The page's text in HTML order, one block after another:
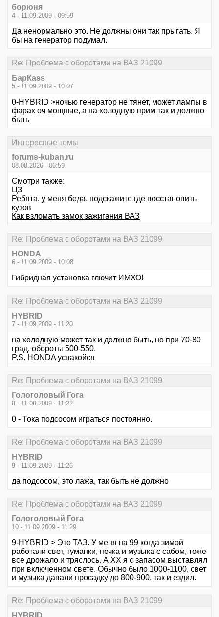
борюня
4 - 11.09.2009 - 09:59
Да ненормально это. Не должны они так прыгать. Я
бы на генератор подумал.
Re: Проблема с оборотами на ВАЗ 21099
БарКаss
5 - 11.09.2009 - 10:07
0-HYBRID >ночью генератор не тянет, может лампы в
фарах оч мощные, а на холодную прим так и должно
быть
Интересные темы
forums-kuban.ru
08.08.2026 - 06:59
Смотри также:
ЦЗ
Ребята, у меня беда, подскажите где восстановить
кузов
Как взломать замок зажигания ВАЗ
Re: Проблема с оборотами на ВАЗ 21099
HONDA
6 - 11.09.2009 - 10:08
Гибридная установка глючит ИМХО!
Re: Проблема с оборотами на ВАЗ 21099
HYBRID
7 - 11.09.2009 - 11:20
на холодную может так и должно быть, но при 70-80
град, обороты 500-550.
P.S. HONDA успакойся
Re: Проблема с оборотами на ВАЗ 21099
Гологоловый Гога
8 - 11.09.2009 - 11:22
0 - Тока подсосом играться постоянно.
Re: Проблема с оборотами на ВАЗ 21099
HYBRID
9 - 11.09.2009 - 11:26
да подсосом, это лажа, так быть не должно
Re: Проблема с оборотами на ВАЗ 21099
Гологоловый Гога
10 - 11.09.2009 - 11:29
9-HYBRID > Это ТАЗ. У меня на 99 когда зимой
работали свет, туманки, печка и музыка с сабом, тоже
все дрожало и тряслось. А ХХ я с запасом выставлял
при включенном свете. Обычно было 1000-1100, свет
и музыка давали просадку до 800-900, так и ездил.
Re: Проблема с оборотами на ВАЗ 21099